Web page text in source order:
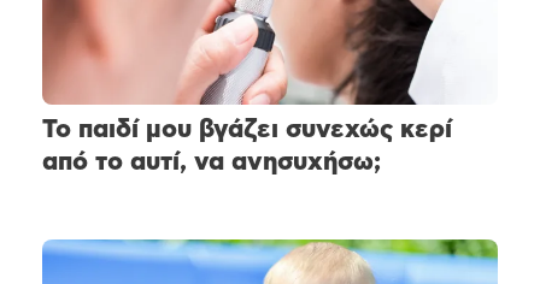
Το παιδί μου βγάζει συνεχώς κερί
από το αυτί, να ανησυχήσω;